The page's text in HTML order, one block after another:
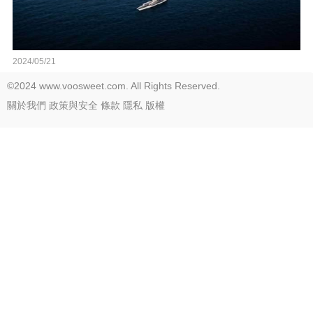
2024/05/21
©2024 www.voosweet.com. All Rights Reserved.
關於我們 政策與安全 條款 隱私 版權